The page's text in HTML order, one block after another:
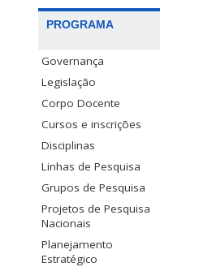
PROGRAMA
Governança
Legislação
Corpo Docente
Cursos e inscrições
Disciplinas
Linhas de Pesquisa
Grupos de Pesquisa
Projetos de Pesquisa
Nacionais
Planejamento
Estratégico